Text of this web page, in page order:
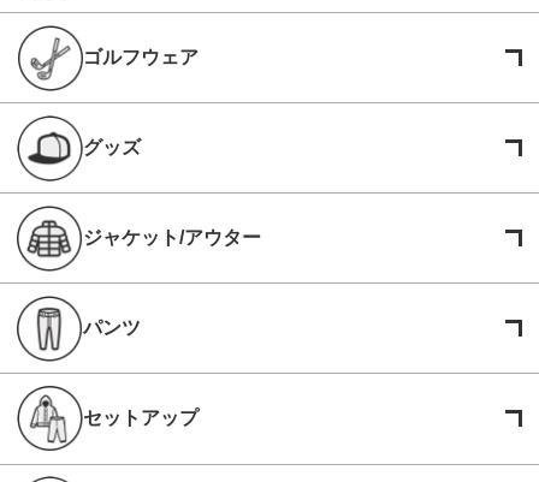
ゴルフウェア
グッズ
ジャケット/アウター
パンツ
セットアップ